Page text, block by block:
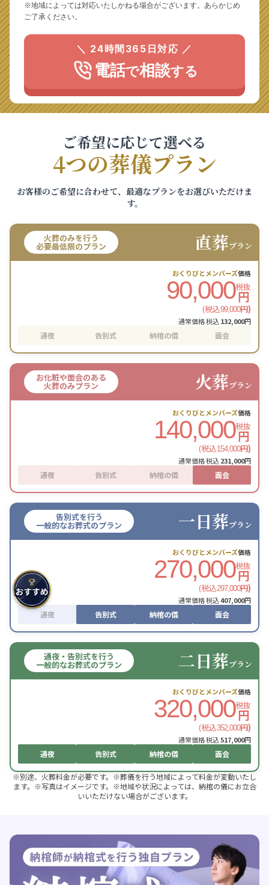
※地域によっては対応いたしかねる場合がございます。あらかじめ
ご了承ください。
＼ 24時間365日対応 ／
電話で相談する
ご希望に応じて選べる
4つの葬儀プラン
お客様のご希望に合わせて、最適なプランをお選びいただけま
す。
火葬のみを行う
必要最低限のプラン 直葬プラン
おくりびとメンバーズ価格
90,000税抜
円
(税込99,000円)
通常価格 税込132,000円
通夜 告別式 納棺の儀 面会
お化粧や面会のある
火葬のみプラン 火葬プラン
おくりびとメンバーズ価格
140,000税抜
円
(税込154,000円)
通常価格 税込231,000円
通夜 告別式 納棺の儀 面会
告別式を行う
一般的なお葬式のプラン 一日葬プラン
おくりびとメンバーズ価格
270,000税抜
円
(税込297,000円)
通常価格 税込407,000円
通夜 告別式 納棺の儀 面会
通夜・告別式を行う
一般的なお葬式のプラン 二日葬プラン
おくりびとメンバーズ価格
320,000税抜
円
(税込352,000円)
通常価格 税込517,000円
通夜 告別式 納棺の儀 面会
※別途、火葬料金が必要です。※葬儀を行う地域によって料金が変動いたし
ます。※写真はイメージです。※地域や状況によっては、納棺の儀にお立合
いいただけない場合がございます。